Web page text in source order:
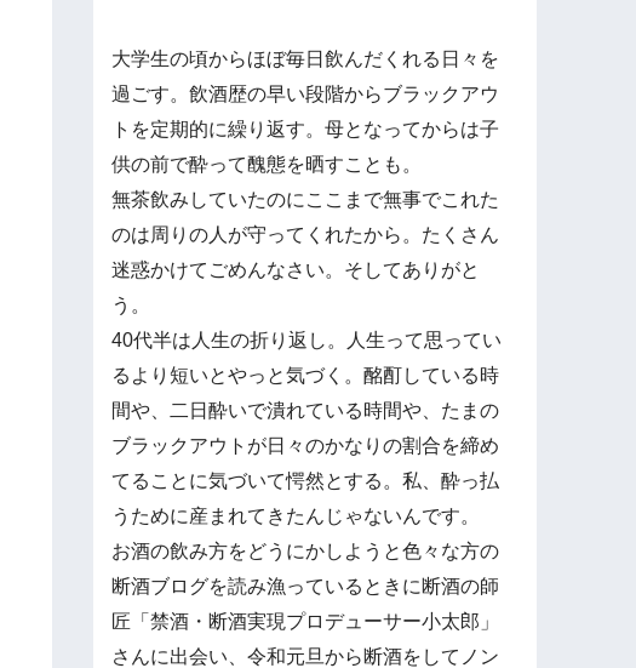
大学生の頃からほぼ毎日飲んだくれる日々を
過ごす。飲酒歴の早い段階からブラックアウ
トを定期的に繰り返す。母となってからは子
供の前で酔って醜態を晒すことも。
無茶飲みしていたのにここまで無事でこれた
のは周りの人が守ってくれたから。たくさん
迷惑かけてごめんなさい。そしてありがと
う。
40代半は人生の折り返し。人生って思ってい
るより短いとやっと気づく。酩酊している時
間や、二日酔いで潰れている時間や、たまの
ブラックアウトが日々のかなりの割合を締め
てることに気づいて愕然とする。私、酔っ払
うために産まれてきたんじゃないんです。
お酒の飲み方をどうにかしようと色々な方の
断酒ブログを読み漁っているときに断酒の師
匠「禁酒・断酒実現プロデューサー小太郎」
さんに出会い、令和元旦から断酒をしてノン